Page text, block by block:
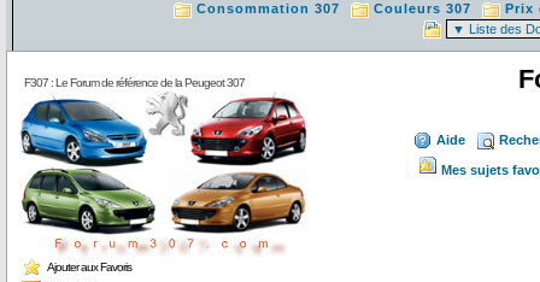
Consommation 307 Couleurs 307 Prix
F307 : Le Forum de référence de la Peugeot 307
Ajouter aux Favoris
Aide
Mes sujets